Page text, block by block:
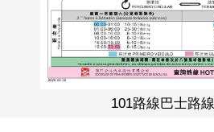
101路線巴士路